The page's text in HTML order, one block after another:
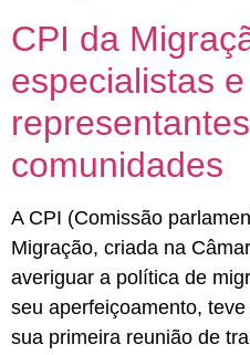
CPI da
especialistas e
comunidades
A CPI (Comissão
Migração, criada na
averiguar a política de
seu aperfeiçoamento,
sua primeira reunião de